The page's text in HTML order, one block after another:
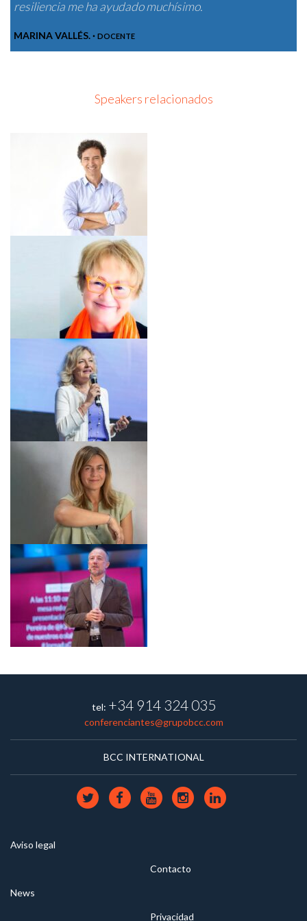
NACHO BARRAQUER - EL GEFE CON G.
resiliencia me ha ayudado muchísimo.
MARINA VALLÉS. · DOCENTE
Speakers relacionados
tel: +34 914 324 035
conferenciantes@grupobcc.com
BCC INTERNATIONAL
Aviso legal
Contacto
News
Privacidad